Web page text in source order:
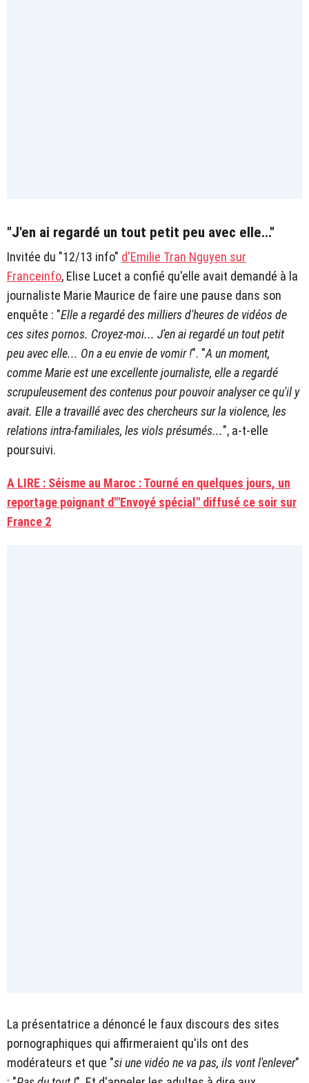
"J'en ai regardé un tout petit peu avec elle..."
Invitée du "12/13 info" d'Emilie Tran Nguyen sur
Franceinfo, Elise Lucet a confié qu'elle avait demandé à la
journaliste Marie Maurice de faire une pause dans son
enquête : "Elle a regardé des milliers d'heures de vidéos de
ces sites pornos. Croyez-moi... J'en ai regardé un tout petit
peu avec elle... On a eu envie de vomir !". "A un moment,
comme Marie est une excellente journaliste, elle a regardé
scrupuleusement des contenus pour pouvoir analyser ce qu'il y
avait. Elle a travaillé avec des chercheurs sur la violence, les
relations intra-familiales, les viols présumés...", a-t-elle
poursuivi.
A LIRE : Séisme au Maroc : Tourné en quelques jours, un
reportage poignant d'"Envoyé spécial" diffusé ce soir sur
France 2
La présentatrice a dénoncé le faux discours des sites
pornographiques qui affirmeraient qu'ils ont des
modérateurs et que "si une vidéo ne va pas, ils vont l'enlever"